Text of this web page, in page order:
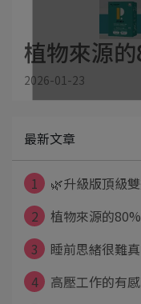
植物來源
2026-01-23
最新文章
1
🌿升級版頂級
2
植物來源的
3
睡前思緒很難
4
高壓工作的有